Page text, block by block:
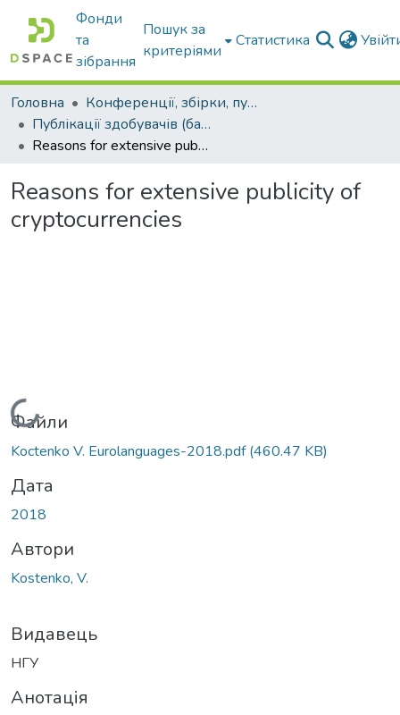
Фонди
та
зібрання
Пошук за
критеріями
Статистика
Головна
Конференції, збірки, публікації молодих вчених і здобувачів : магістрів, бакалаврів, аспірантів.
Публікації здобувачів (бакалаврів. магістрів, аспірантів)
Reasons for extensive publicity of cryptocurrencies
Reasons for extensive publicity of
cryptocurrencies
Вантажиться...
Файли
Koctenko V. Eurolanguages-2018.pdf(460.47 KB)
Дата
2018
Автори
Kostenko, V.
Видавець
НГУ
Анотація